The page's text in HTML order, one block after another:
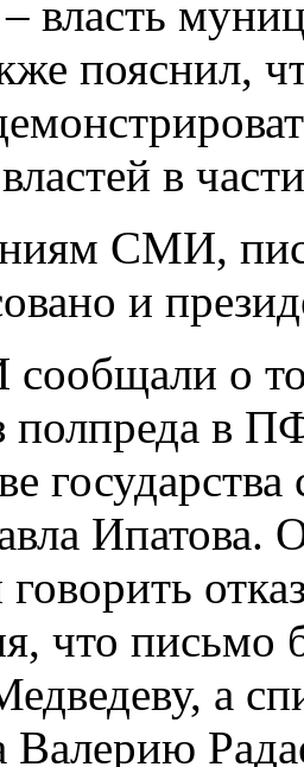
власть
пояснил,
в
СМИ,
и
о
полпреда в
Ипатова.
что письмо
а
Валерию